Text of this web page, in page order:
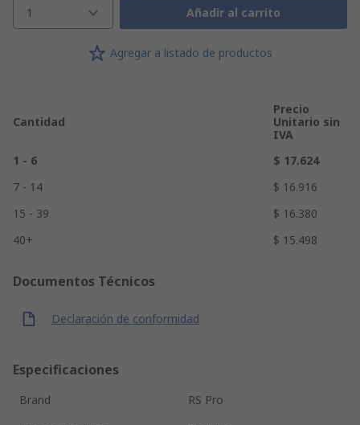
1 Añadir al carrito
Agregar a listado de productos
Cantidad
Precio
Unitario sin
IVA
1 - 6
$ 17.624
7 - 14
$ 16.916
15 - 39
$ 16.380
40+
$ 15.498
Documentos Técnicos
Declaración de conformidad
Especificaciones
Brand
RS Pro